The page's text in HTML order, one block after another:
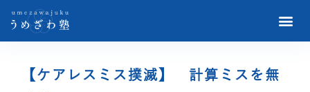
【ケアレスミス撲滅】 計算ミスを無